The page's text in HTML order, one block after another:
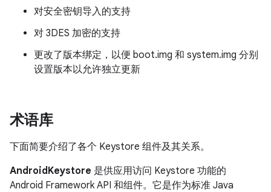
对安全密钥导入的支持
对 3DES 加密的支持
更改了版本绑定，以便 boot.img 和 system.img 分别
设置版本以允许独立更新
术语库
下面简要介绍了各个 Keystore 组件及其关系。
AndroidKeystore 是供应用访问 Keystore 功能的
Android Framework API 和组件。它是作为标准 Java